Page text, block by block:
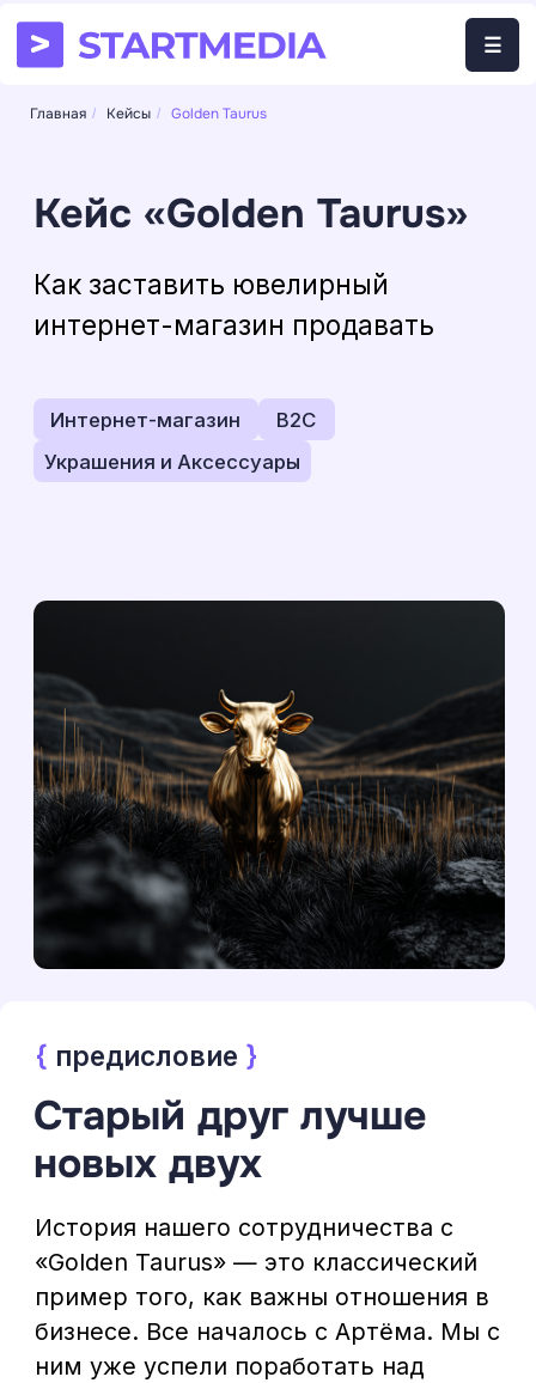
Главная / Кейсы / Golden Taurus
Интернет-магазин
B2С
Украшения и Аксессуары
Как заставить ювелирный
интернет-магазин продавать
{предисловие}
Старый друг лучше
новых двух
История нашего сотрудничества с
«Golden Taurus» — это классический
пример того, как важны отношения в
бизнесе. Все началось с Артёма. Мы с
ним уже успели поработать над
хороших результатов, понимали друг
друга с полуслова. Поэтому, когда
Артём перешёл на новую работу в
подмосковную сеть ювелирных
сразу нам позвонил.
Ребят, я тут работу поменял и
сделаем классно как вы
умеете?
Расскажи про задачу, Все